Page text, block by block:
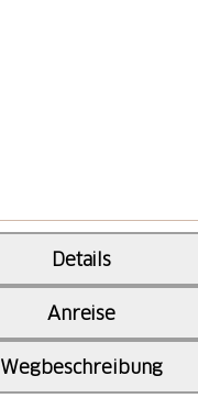
Bike von Scuol -
Details
Anreise
Wegbeschreibung